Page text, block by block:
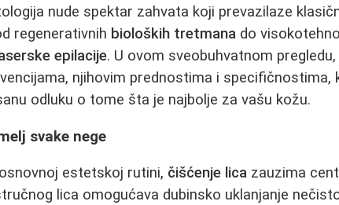
nude spektar zahvata koji prevazilaze
regenerativnih bioloških tretmana do
epilacije. U ovom sveobuhvatnom
njihovim prednostima i specifičnostima,
odluku o tome šta je najbolje za vašu kožu.
svake nege
estetskoj rutini, čišćenje lica zauzima
lica omogućava dubinsko uklanjanje